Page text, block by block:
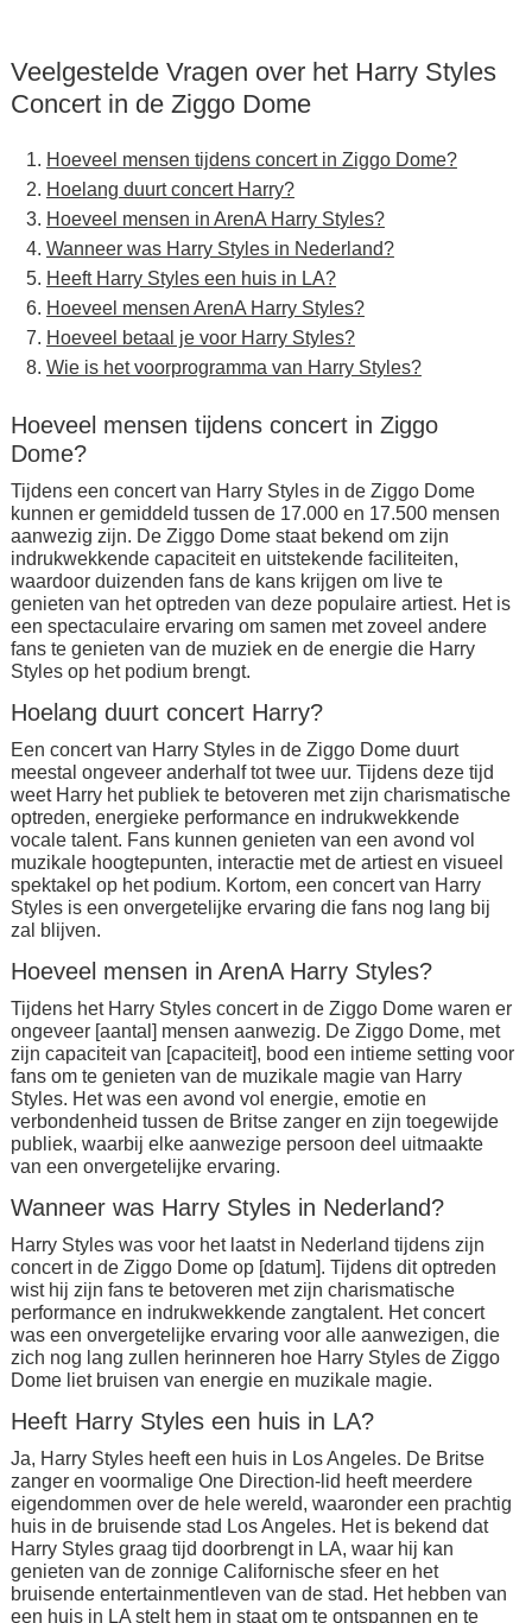
Veelgestelde Vragen over het Harry Styles
Concert in de Ziggo Dome
Hoeveel mensen tijdens concert in Ziggo Dome?
Hoelang duurt concert Harry?
Hoeveel mensen in ArenA Harry Styles?
Wanneer was Harry Styles in Nederland?
Heeft Harry Styles een huis in LA?
Hoeveel mensen ArenA Harry Styles?
Hoeveel betaal je voor Harry Styles?
Wie is het voorprogramma van Harry Styles?
Hoeveel mensen tijdens concert in Ziggo
Dome?
Tijdens een concert van Harry Styles in de Ziggo Dome
kunnen er gemiddeld tussen de 17.000 en 17.500 mensen
aanwezig zijn. De Ziggo Dome staat bekend om zijn
indrukwekkende capaciteit en uitstekende faciliteiten,
waardoor duizenden fans de kans krijgen om live te
genieten van het optreden van deze populaire artiest. Het is
een spectaculaire ervaring om samen met zoveel andere
fans te genieten van de muziek en de energie die Harry
Styles op het podium brengt.
Hoelang duurt concert Harry?
Een concert van Harry Styles in de Ziggo Dome duurt
meestal ongeveer anderhalf tot twee uur. Tijdens deze tijd
weet Harry het publiek te betoveren met zijn charismatische
optreden, energieke performance en indrukwekkende
vocale talent. Fans kunnen genieten van een avond vol
muzikale hoogtepunten, interactie met de artiest en visueel
spektakel op het podium. Kortom, een concert van Harry
Styles is een onvergetelijke ervaring die fans nog lang bij
zal blijven.
Hoeveel mensen in ArenA Harry Styles?
Tijdens het Harry Styles concert in de Ziggo Dome waren er
ongeveer [aantal] mensen aanwezig. De Ziggo Dome, met
zijn capaciteit van [capaciteit], bood een intieme setting voor
fans om te genieten van de muzikale magie van Harry
Styles. Het was een avond vol energie, emotie en
verbondenheid tussen de Britse zanger en zijn toegewijde
publiek, waarbij elke aanwezige persoon deel uitmaakte
van een onvergetelijke ervaring.
Wanneer was Harry Styles in Nederland?
Harry Styles was voor het laatst in Nederland tijdens zijn
concert in de Ziggo Dome op [datum]. Tijdens dit optreden
wist hij zijn fans te betoveren met zijn charismatische
performance en indrukwekkende zangtalent. Het concert
was een onvergetelijke ervaring voor alle aanwezigen, die
zich nog lang zullen herinneren hoe Harry Styles de Ziggo
Dome liet bruisen van energie en muzikale magie.
Heeft Harry Styles een huis in LA?
Ja, Harry Styles heeft een huis in Los Angeles. De Britse
zanger en voormalige One Direction-lid heeft meerdere
eigendommen over de hele wereld, waaronder een prachtig
huis in de bruisende stad Los Angeles. Het is bekend dat
Harry Styles graag tijd doorbrengt in LA, waar hij kan
genieten van de zonnige Californische sfeer en het
bruisende entertainmentleven van de stad. Het hebben van
een huis in LA stelt hem in staat om te ontspannen en te